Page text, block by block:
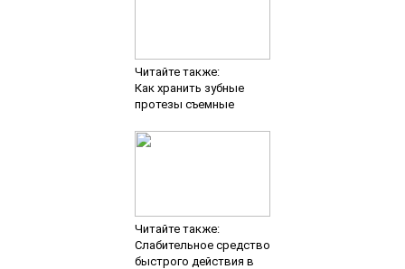
Читайте также:
Как хранить зубные
протезы съемные
Читайте также:
Слабительное средство
быстрого действия в